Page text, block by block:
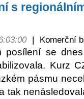
s
| Komerční
posílení se
Kurz
pásmu
tak